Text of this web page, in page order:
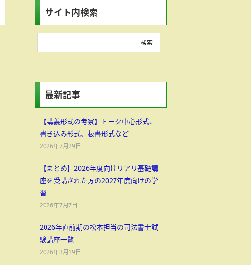
サイト内検索
最新記事
【講義形式の考察】トーク中心形式、
書き込み形式、板書形式など
2026年7月29日
【まとめ】2026年度向けリアリ基礎講
座を受講された方の2027年度向けの学
習
2026年7月7日
2026年直前期の松本担当の司法書士試
験講座一覧
2026年3月19日